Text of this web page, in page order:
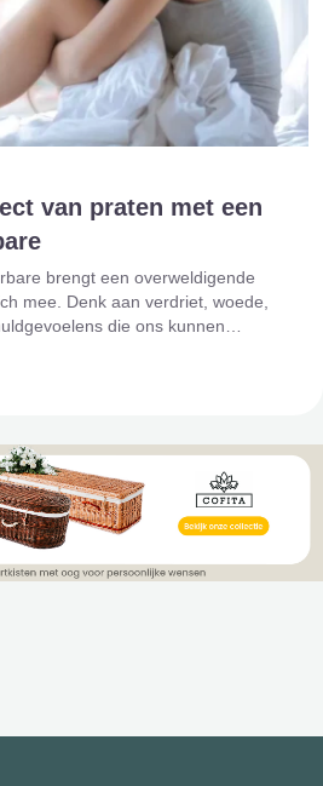
van praten met een
brengt een overweldigende
mee. Denk aan verdriet, woede,
die ons kunnen